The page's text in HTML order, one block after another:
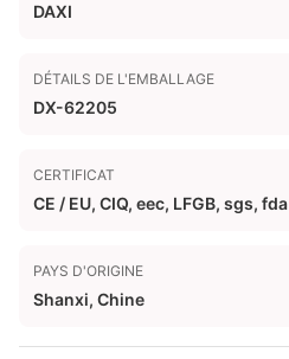
DAXI
DÉTAILS DE L'EMBALLAGE
DX-62205
CERTIFICAT
CE / EU, CIQ, eec, LFGB, sgs, fda
PAYS D'ORIGINE
Shanxi, Chine